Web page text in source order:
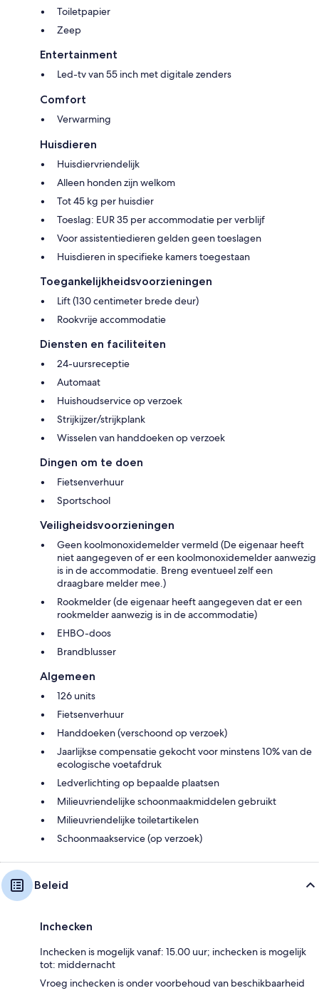
Toiletpapier
Zeep
Entertainment
Led-tv van 55 inch met digitale zenders
Comfort
Verwarming
Huisdieren
Huisdiervriendelijk
Alleen honden zijn welkom
Tot 45 kg per huisdier
Toeslag: EUR 35 per accommodatie per verblijf
Voor assistentiedieren gelden geen toeslagen
Huisdieren in specifieke kamers toegestaan
Toegankelijkheidsvoorzieningen
Lift (130 centimeter brede deur)
Rookvrije accommodatie
Diensten en faciliteiten
24-uursreceptie
Automaat
Huishoudservice op verzoek
Strijkijzer/strijkplank
Wisselen van handdoeken op verzoek
Dingen om te doen
Fietsenverhuur
Sportschool
Veiligheidsvoorzieningen
Geen koolmonoxidemelder vermeld (De eigenaar heeft
niet aangegeven of er een koolmonoxidemelder aanwezig
is in de accommodatie. Breng eventueel zelf een
draagbare melder mee.)
Rookmelder (de eigenaar heeft aangegeven dat er een
rookmelder aanwezig is in de accommodatie)
EHBO-doos
Brandblusser
Algemeen
126 units
Fietsenverhuur
Handdoeken (verschoond op verzoek)
Jaarlijkse compensatie gekocht voor minstens 10% van de
ecologische voetafdruk
Ledverlichting op bepaalde plaatsen
Milieuvriendelijke schoonmaakmiddelen gebruikt
Milieuvriendelijke toiletartikelen
Schoonmaakservice (op verzoek)
Beleid
Inchecken
Inchecken is mogelijk vanaf: 15.00 uur; inchecken is mogelijk
tot: middernacht
Vroeg inchecken is onder voorbehoud van beschikbaarheid